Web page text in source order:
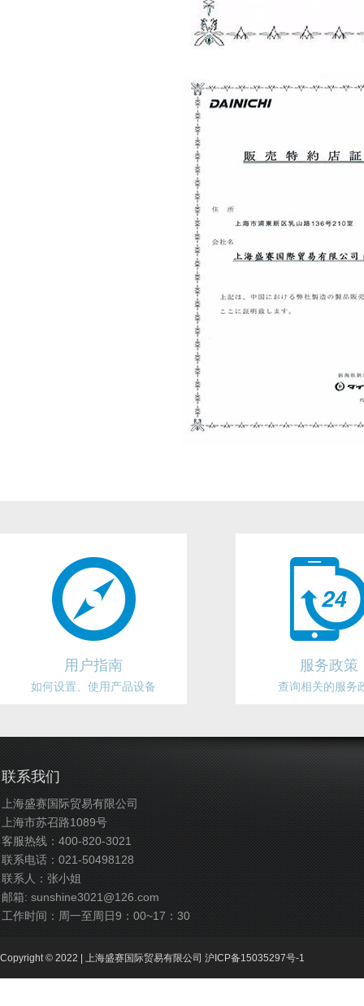
用户指南
如何设置、使用产品设备
服务政策
查询相关的服务
联系我们
上海盛赛国际贸易有限公司
上海市苏召路1089号
客服热线：400-820-3021
联系电话：021-50498128
联系人：张小姐
邮箱: sunshine3021@126.com
工作时间：周一至周日9：00~17：30
Copyright © 2022 | 上海盛赛国际贸易有限公司 沪ICP备15035297号-1